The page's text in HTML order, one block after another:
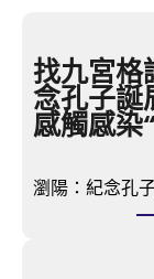
找九宮格
念孔子誕
感觸感染
瀏陽：紀念孔